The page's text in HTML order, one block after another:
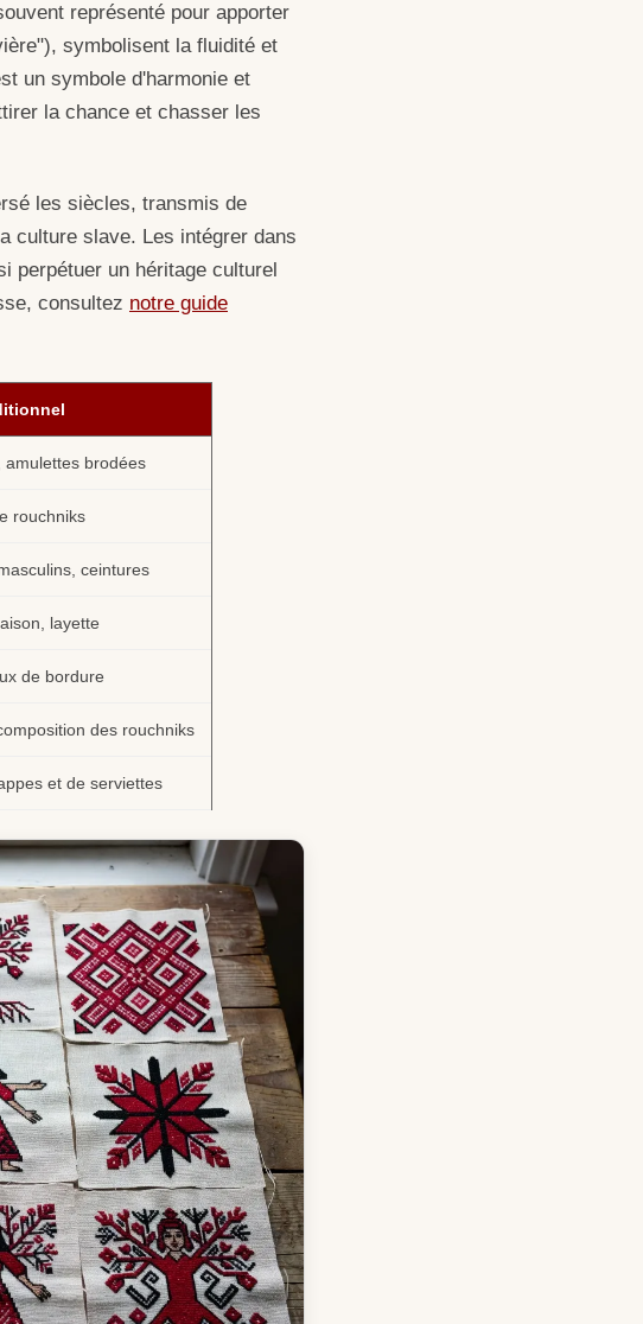
représenté pour apporter
symbolisent la fluidité et
un symbole d'harmonie et
la chance et chasser les
les siècles, transmis de
culture slave. Les intégrer dans
perpétuer un héritage culturel
consultez notre guide
amulettes brodées
rouchniks
ceintures
layette
de bordure
des rouchniks
et de serviettes